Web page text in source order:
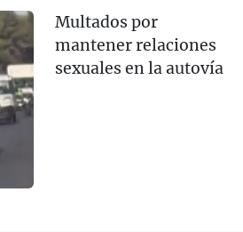
Multados por
mantener relaciones
sexuales en la autovía